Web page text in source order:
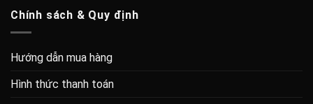
Chính sách & Quy định
Hướng dẫn mua hàng
Hình thức thanh toán